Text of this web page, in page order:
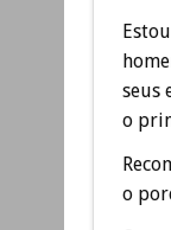
seus
o
o